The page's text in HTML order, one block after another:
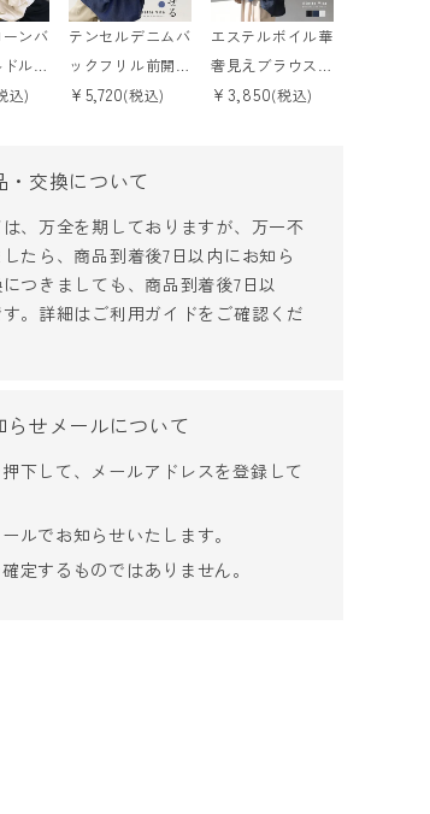
ンバ
ルマ
メ
込)
テンセルデニムバ
ックフリル前開き
ブラウス 【メー
旬発送予定 8月
販売開始
¥ 5,720(税込)
エステルボイル華
奢見えブラウス
【メール便可/m
¥ 3,850(税込)
・交換について
、万全を期しておりますが、万一不
たら、商品到着後7日以内にお知ら
つきましても、商品到着後7日以
。詳細はご利用ガイドをご確認くだ
らせメールについて
下して、メールアドレスを登録して
ルでお知らせいたします。
定するものではありません。